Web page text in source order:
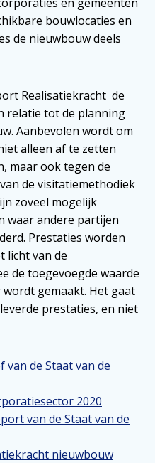
bouwlocaties en
de nieuwbouw deels
Realisatiekracht de
relatie tot de planning
Aanbevolen wordt om
alleen af te zetten
maar ook tegen de
de visitatiemethodiek
zoveel mogelijk
waar andere partijen
Prestaties worden
licht van de
de toegevoegde waarde
gemaakt. Het gaat
prestaties, en niet
de Staat van de
2020
van de Staat van de
nieuwbouw